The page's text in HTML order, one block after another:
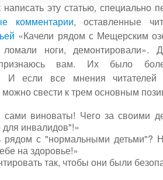
эту статью, специально
комментарии, оставленные
«Качели рядом с Мещерским
ноги, демонтировали».
признаюсь вам. Их было
И если все мнения читателей
можно свести к трем основным
виноваты! Чего за своими
инвалидов"!»
рядом с "нормальными детьми"?
на здоровье!»
так, чтобы они были